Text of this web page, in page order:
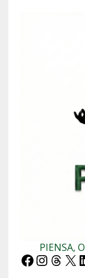
PIENSA,
Facebook
X